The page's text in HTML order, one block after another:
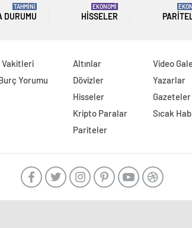
DURUMU
TAHMİNİ
HISSELER
EKONOMİ
Vakitleri
Yorumu
Altınlar
Dövizler
Hisseler
Kripto Paralar
Pariteler
Video
Yazarlar
Gazeteler
Sıcak